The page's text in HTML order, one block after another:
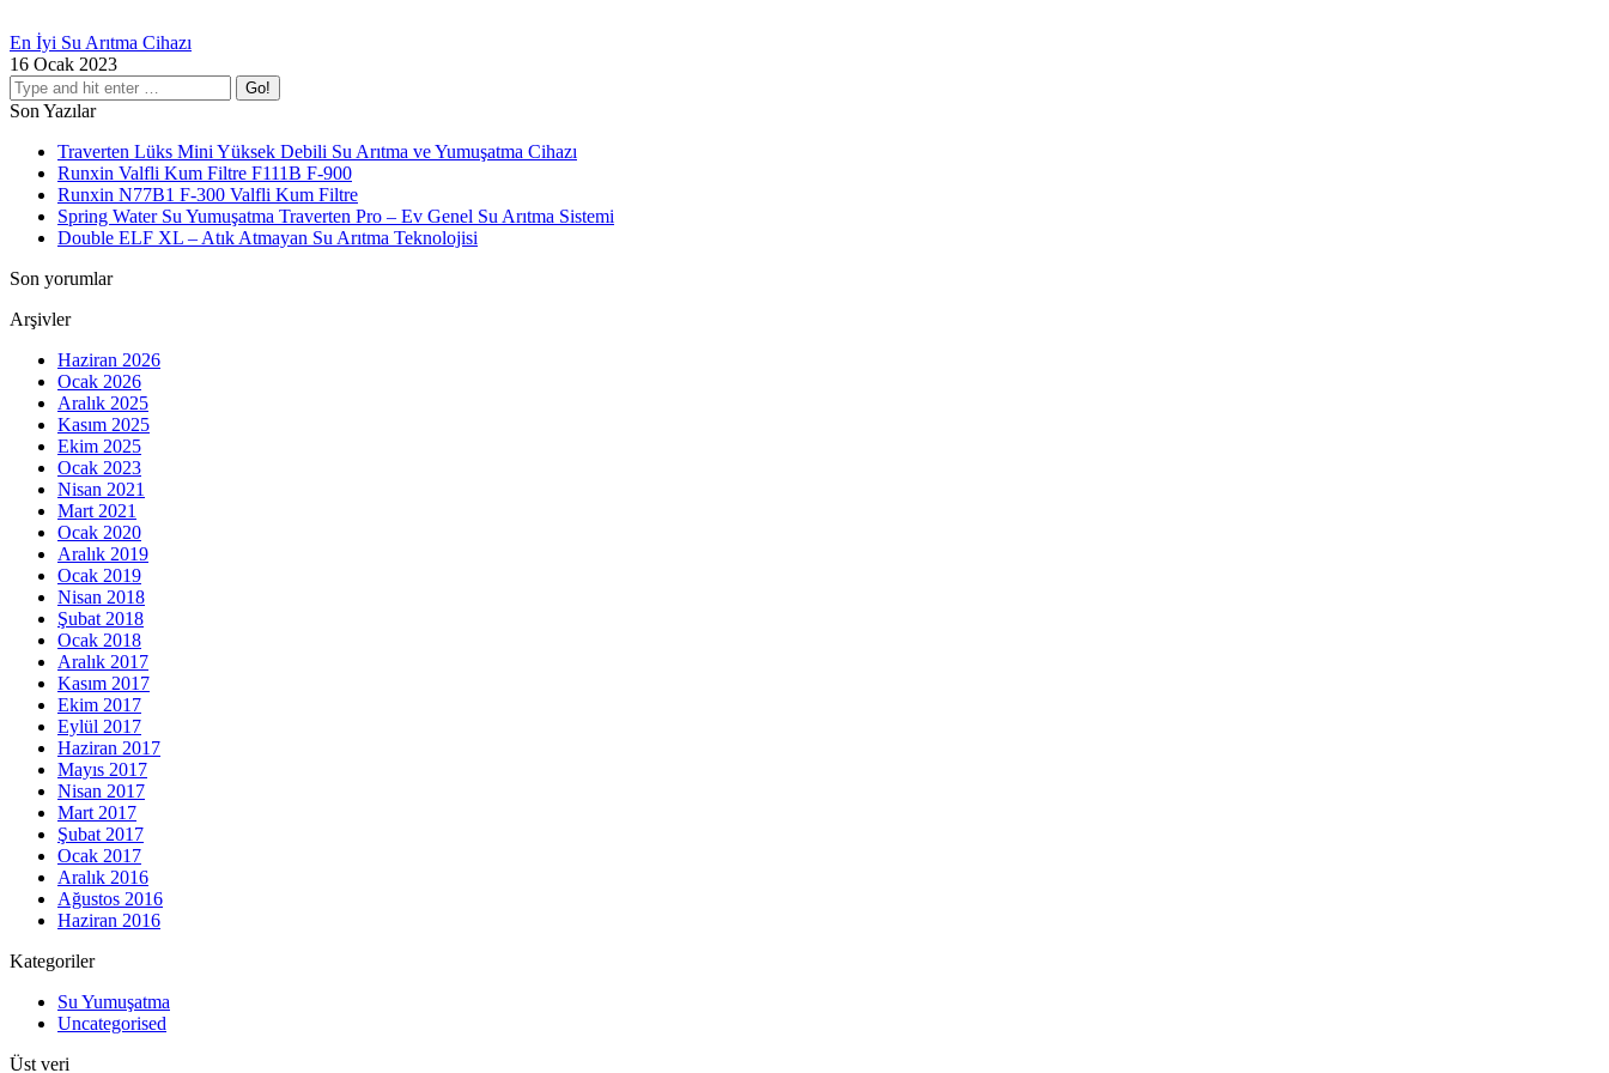
En İyi Su Arıtma Cihazı
16 Ocak 2023
Search:
Son Yazılar
Traverten Lüks Mini Yüksek Debili Su Arıtma ve Yumuşatma Cihazı
Runxin Valfli Kum Filtre F111B F-900
Runxin N77B1 F-300 Valfli Kum Filtre
Spring Water Su Yumuşatma Traverten Pro – Ev Genel Su Arıtma Sistemi
Double ELF XL – Atık Atmayan Su Arıtma Teknolojisi
Son yorumlar
Arşivler
Haziran 2026
Ocak 2026
Aralık 2025
Kasım 2025
Ekim 2025
Ocak 2023
Nisan 2021
Mart 2021
Ocak 2020
Aralık 2019
Ocak 2019
Nisan 2018
Şubat 2018
Ocak 2018
Aralık 2017
Kasım 2017
Ekim 2017
Eylül 2017
Haziran 2017
Mayıs 2017
Nisan 2017
Mart 2017
Şubat 2017
Ocak 2017
Aralık 2016
Ağustos 2016
Haziran 2016
Kategoriler
Su Yumuşatma
Uncategorised
Üst veri